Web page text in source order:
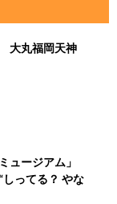
大丸福岡天神
ュージアム」
ってる？ やな